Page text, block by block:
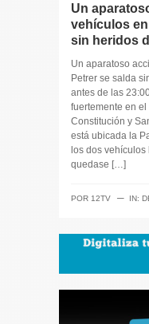
Un
vehículos
sin heridos
Un aparatoso
Petrer se salda
antes de las
fuertemente en
Constitución y
está ubicada la
los dos
quedase […]
POR 12TV ─ IN: